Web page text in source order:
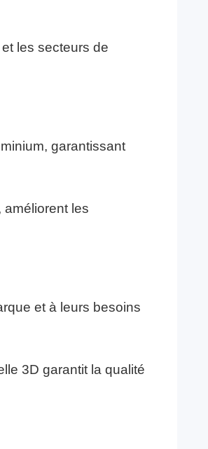
les secteurs de
garantissant
améliorent les
et à leurs besoins
3D garantit la qualité